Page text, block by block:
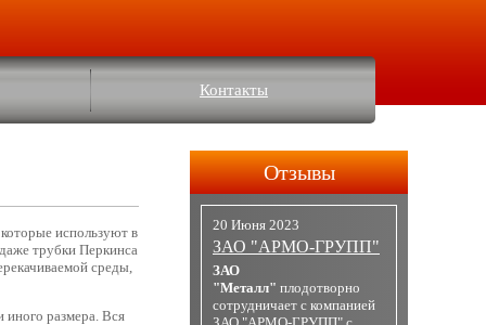
Контакты
используют в
трубки Перкинса
среды,
иного размера. Вся
Отзывы
20 Июня 2023
ЗАО "АРМО-ГРУПП"
ЗАО
"Металл" плодотворно
сотрудничает с компанией